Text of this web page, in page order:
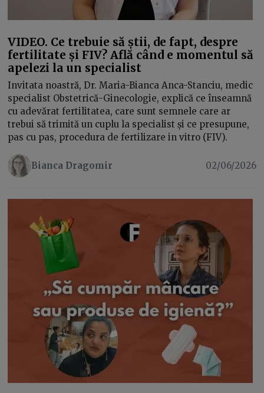
VIDEO. Ce trebuie să știi, de fapt, despre
fertilitate și FIV? Află când e momentul să
apelezi la un specialist
Invitata noastră, Dr. Maria-Bianca Anca-Stanciu, medic
specialist Obstetrică-Ginecologie, explică ce înseamnă
cu adevărat fertilitatea, care sunt semnele care ar
trebui să trimită un cuplu la specialist și ce presupune,
pas cu pas, procedura de fertilizare in vitro (FIV).
Bianca Dragomir 02/06/2026